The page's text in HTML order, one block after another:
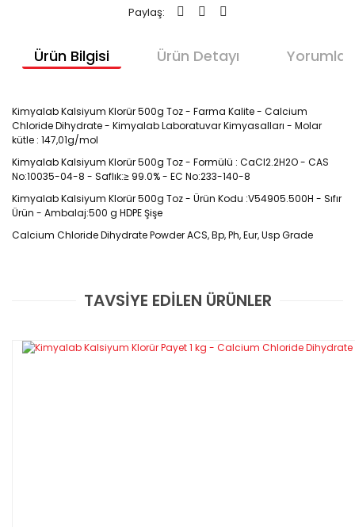
Paylaş:
Ürün Bilgisi Ürün Detayı Yorumlar
Kimyalab Kalsiyum Klorür 500g Toz - Farma Kalite - Calcium
Chloride Dihydrate - Kimyalab Laboratuvar Kimyasalları - Molar
kütle : 147,01g/mol
Kimyalab Kalsiyum Klorür 500g Toz - Formülü : CaCl2.2H2O - CAS
No:10035-04-8 - Saflık:≥ 99.0% - EC No:233-140-8
Kimyalab Kalsiyum Klorür 500g Toz - Ürün Kodu :V54905.500H - Sıfır
Ürün - Ambalaj:500 g HDPE Şişe
Calcium Chloride Dihydrate Powder ACS, Bp, Ph, Eur, Usp Grade
Bu ürüne ilk yorumu siz yapın!
Yorum Yaz
TAVSİYE EDİLEN ÜRÜNLER